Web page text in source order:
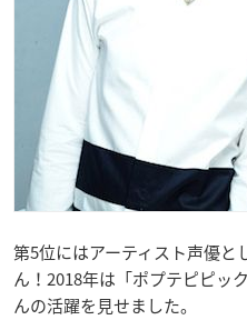
第5位にはアーティスト声優と
ん！2018年は「ポプテピピッ
んの活躍を見せました。